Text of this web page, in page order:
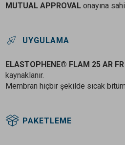
MUTUAL APPROVAL onayına
UYGULAMA
ELASTOPHENE® FLAM 25 AR FR
kaynaklanır.
Membran hiçbir şekilde sıcak bitüm
PAKETLEME